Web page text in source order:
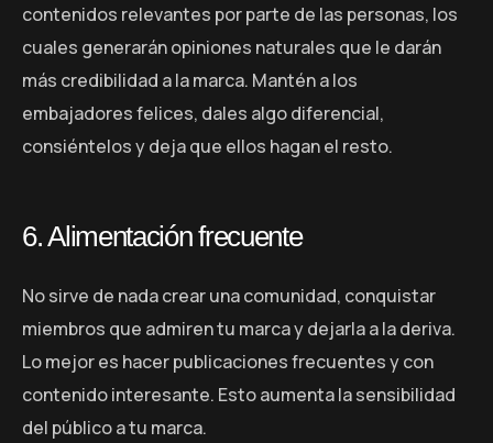
contenidos relevantes por parte de las personas, los
cuales generarán opiniones naturales que le darán
más credibilidad a la marca. Mantén a los
embajadores felices, dales algo diferencial,
consiéntelos y deja que ellos hagan el resto.
6. Alimentación frecuente
No sirve de nada crear una comunidad, conquistar
miembros que admiren tu marca y dejarla a la deriva.
Lo mejor es hacer publicaciones frecuentes y con
contenido interesante. Esto aumenta la sensibilidad
del público a tu marca.